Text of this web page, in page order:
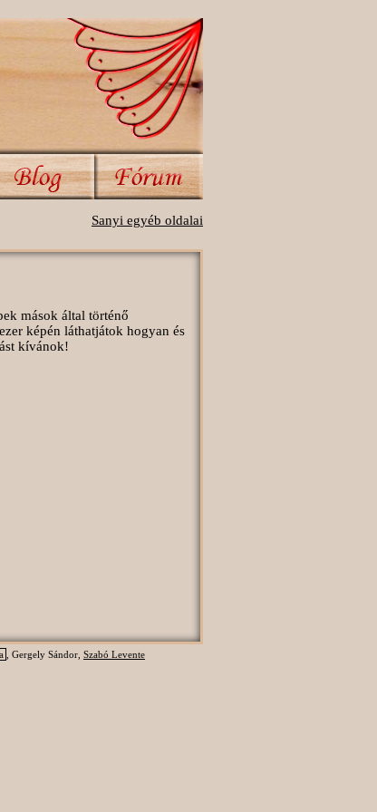
Sanyi egyéb oldalai
mások által történő
képén láthatjátok hogyan és
kívánok!
, Gergely Sándor, Szabó Levente